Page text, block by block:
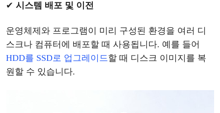
✔ 시스템 배포 및 이전
운영체제와 프로그램이 미리 구성된 환경을 여러 디
스크나 컴퓨터에 배포할 때 사용됩니다. 예를 들어
HDD를 SSD로 업그레이드할 때 디스크 이미지를 복
원할 수 있습니다.